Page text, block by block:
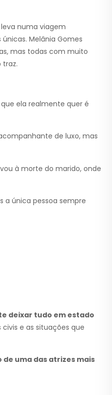
numa viagem
Melânia Gomes
mas todas com muito
traz.
ela realmente quer é
de luxo, mas
à morte do marido, onde
a única pessoa sempre
deixar tudo em estado
e as situações que
uma das atrizes mais